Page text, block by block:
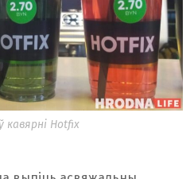
кавярні Hotfix